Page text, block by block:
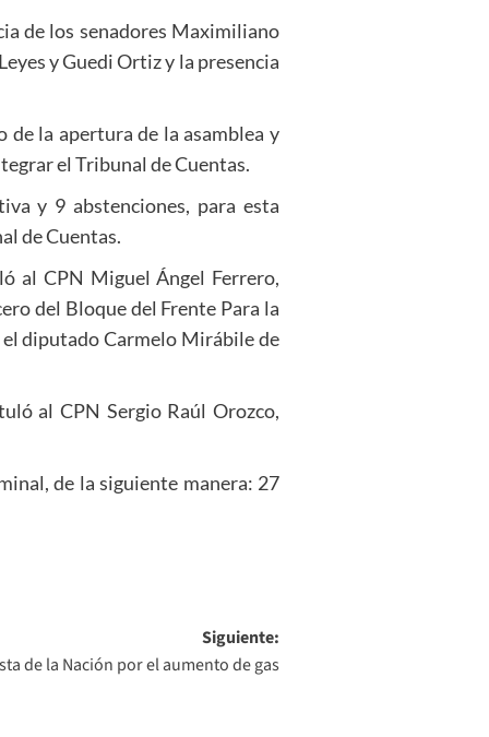
de los senadores Maximiliano
y Guedi Ortiz y la presencia
de la apertura de la asamblea y
el Tribunal de Cuentas.
y 9 abstenciones, para esta
de Cuentas.
al CPN Miguel Ángel Ferrero,
del Bloque del Frente Para la
diputado Carmelo Mirábile de
al CPN Sergio Raúl Orozco,
de la siguiente manera: 27
Siguiente:
de la Nación por el aumento de gas